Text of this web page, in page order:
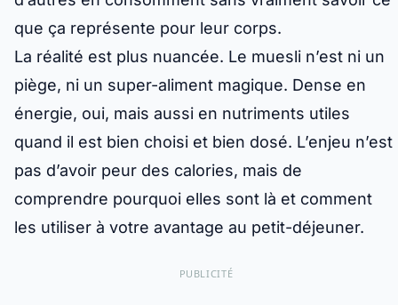
que ça représente pour leur corps.
La réalité est plus nuancée. Le muesli n’est ni un
piège, ni un super-aliment magique. Dense en
énergie, oui, mais aussi en nutriments utiles
quand il est bien choisi et bien dosé. L’enjeu n’est
pas d’avoir peur des calories, mais de
comprendre pourquoi elles sont là et comment
les utiliser à votre avantage au petit-déjeuner.
PUBLICITÉ